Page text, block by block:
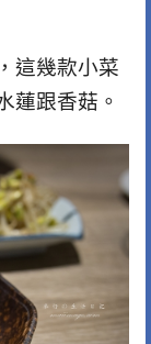
這幾款小菜
蓮跟香菇。